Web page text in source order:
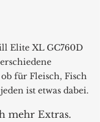
Elite XL GC760D
für Fleisch, Fisch
ist etwas dabei.
mehr Extras.